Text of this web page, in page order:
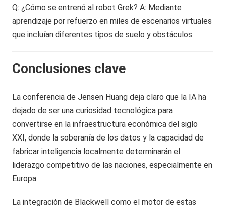
Q: ¿Cómo se entrenó al robot Grek? A: Mediante
aprendizaje por refuerzo en miles de escenarios virtuales
que incluían diferentes tipos de suelo y obstáculos.
Conclusiones clave
La conferencia de Jensen Huang deja claro que la IA ha
dejado de ser una curiosidad tecnológica para
convertirse en la infraestructura económica del siglo
XXI, donde la soberanía de los datos y la capacidad de
fabricar inteligencia localmente determinarán el
liderazgo competitivo de las naciones, especialmente en
Europa.
La integración de Blackwell como el motor de estas